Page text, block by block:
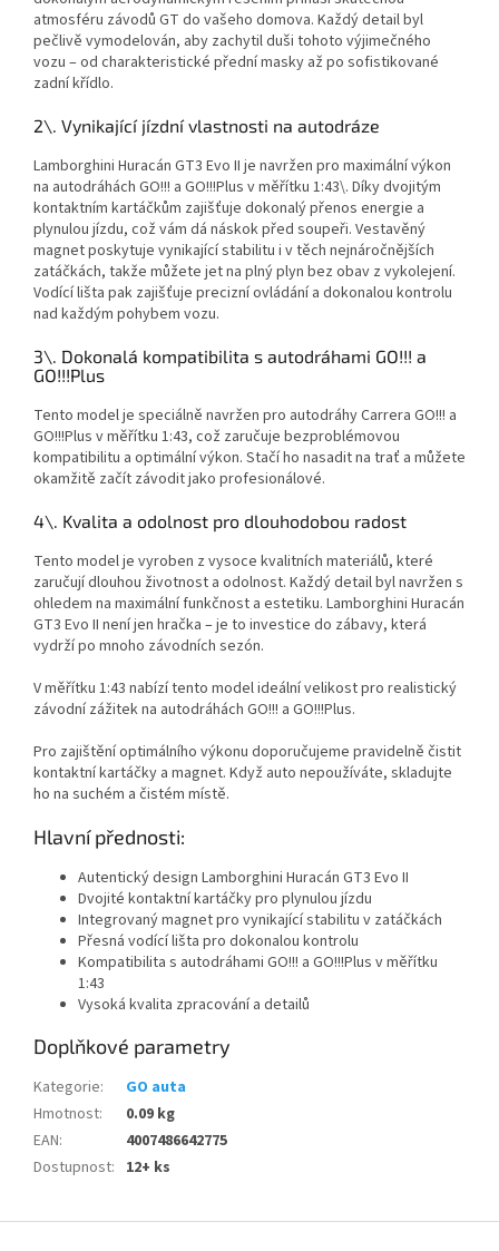
atmosféru závodů GT do vašeho domova. Každý detail byl
pečlivě vymodelován, aby zachytil duši tohoto výjimečného
vozu – od charakteristické přední masky až po sofistikované
zadní křídlo.
2\. Vynikající jízdní vlastnosti na autodráze
Lamborghini Huracán GT3 Evo II je navržen pro maximální výkon
na autodráhách GO!!! a GO!!!Plus v měřítku 1:43\. Díky dvojitým
kontaktním kartáčkům zajišťuje dokonalý přenos energie a
plynulou jízdu, což vám dá náskok před soupeři. Vestavěný
magnet poskytuje vynikající stabilitu i v těch nejnáročnějších
zatáčkách, takže můžete jet na plný plyn bez obav z vykolejení.
Vodící lišta pak zajišťuje precizní ovládání a dokonalou kontrolu
nad každým pohybem vozu.
3\. Dokonalá kompatibilita s autodráhami GO!!! a
GO!!!Plus
Tento model je speciálně navržen pro autodráhy Carrera GO!!! a
GO!!!Plus v měřítku 1:43, což zaručuje bezproblémovou
kompatibilitu a optimální výkon. Stačí ho nasadit na trať a můžete
okamžitě začít závodit jako profesionálové.
4\. Kvalita a odolnost pro dlouhodobou radost
Tento model je vyroben z vysoce kvalitních materiálů, které
zaručují dlouhou životnost a odolnost. Každý detail byl navržen s
ohledem na maximální funkčnost a estetiku. Lamborghini Huracán
GT3 Evo II není jen hračka – je to investice do zábavy, která
vydrží po mnoho závodních sezón.
V měřítku 1:43 nabízí tento model ideální velikost pro realistický
závodní zážitek na autodráhách GO!!! a GO!!!Plus.
Pro zajištění optimálního výkonu doporučujeme pravidelně čistit
kontaktní kartáčky a magnet. Když auto nepoužíváte, skladujte
ho na suchém a čistém místě.
Hlavní přednosti:
Autentický design Lamborghini Huracán GT3 Evo II
Dvojité kontaktní kartáčky pro plynulou jízdu
Integrovaný magnet pro vynikající stabilitu v zatáčkách
Přesná vodící lišta pro dokonalou kontrolu
Kompatibilita s autodráhami GO!!! a GO!!!Plus v měřítku
1:43
Vysoká kvalita zpracování a detailů
Doplňkové parametry
Kategorie:
GO auta
Hmotnost:
0.09 kg
EAN:
4007486642775
Dostupnost: 12+ ks